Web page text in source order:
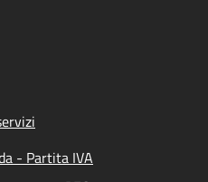
- Partita IVA